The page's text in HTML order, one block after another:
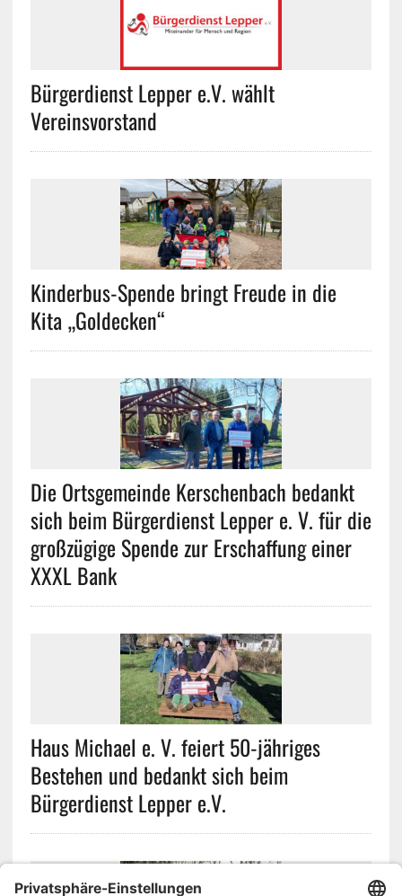
Bürgerdienst Lepper e.V. wählt
Vereinsvorstand
Kinderbus-Spende bringt Freude in die
Kita „Goldecken“
Die Ortsgemeinde Kerschenbach bedankt
sich beim Bürgerdienst Lepper e. V. für die
großzügige Spende zur Erschaffung einer
XXXL Bank
Haus Michael e. V. feiert 50-jähriges
Bestehen und bedankt sich beim
Bürgerdienst Lepper e.V.